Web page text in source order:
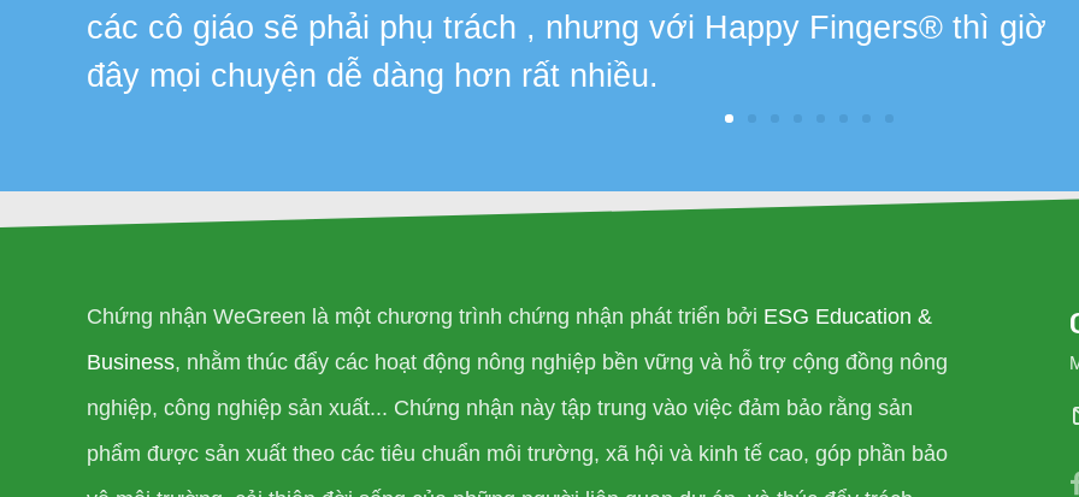
các cô giáo sẽ phải phụ trách , nhưng với Happy Fingers® thì giờ
đây mọi chuyện dễ dàng hơn rất nhiều.
Chứng nhận WeGreen là một chương trình chứng nhận phát triển bởi ESG Education &
Business, nhằm thúc đẩy các hoạt động nông nghiệp bền vững và hỗ trợ cộng đồng nông
nghiệp, công nghiệp sản xuất... Chứng nhận này tập trung vào việc đảm bảo rằng sản
phẩm được sản xuất theo các tiêu chuẩn môi trường, xã hội và kinh tế cao, góp phần bảo